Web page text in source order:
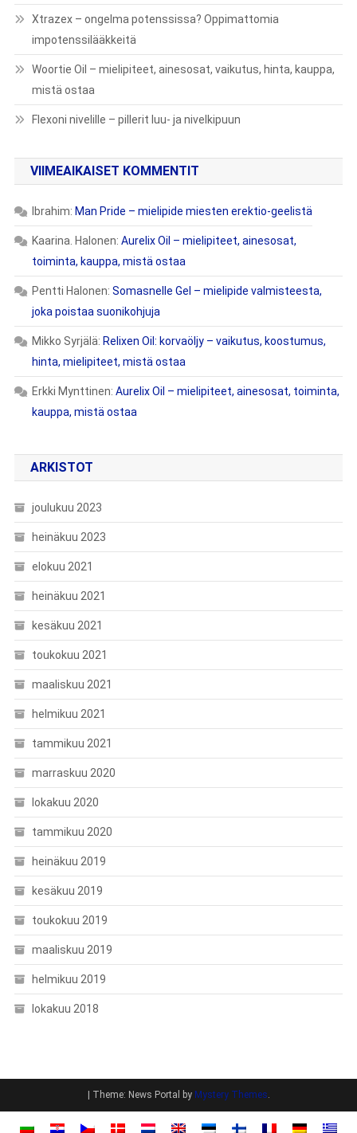
Xtrazex – ongelma potenssissa? Oppimattomia
impotenssilääkkeitä
Woortie Oil – mielipiteet, ainesosat, vaikutus, hinta, kauppa,
mistä ostaa
Flexoni nivelille – pillerit luu- ja nivelkipuun
VIIMEAIKAISET KOMMENTIT
Ibrahim: Man Pride – mielipide miesten erektio-geelistä
Kaarina. Halonen: Aurelix Oil – mielipiteet, ainesosat,
toiminta, kauppa, mistä ostaa
Pentti Halonen: Somasnelle Gel – mielipide valmisteesta,
joka poistaa suonikohjuja
Mikko Syrjälä: Relixen Oil: korvaöljy – vaikutus, koostumus,
hinta, mielipiteet, mistä ostaa
Erkki Mynttinen: Aurelix Oil – mielipiteet, ainesosat, toiminta,
kauppa, mistä ostaa
ARKISTOT
joulukuu 2023
heinäkuu 2023
elokuu 2021
heinäkuu 2021
kesäkuu 2021
toukokuu 2021
maaliskuu 2021
helmikuu 2021
tammikuu 2021
marraskuu 2020
lokakuu 2020
tammikuu 2020
heinäkuu 2019
kesäkuu 2019
toukokuu 2019
maaliskuu 2019
helmikuu 2019
lokakuu 2018
Theme: News Portal by Mystery Themes.